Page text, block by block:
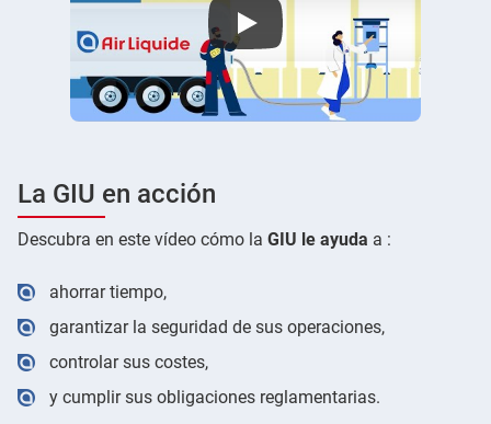
La GIU en acción
Descubra en este vídeo cómo la GIU le ayuda a :
ahorrar tiempo,
garantizar la seguridad de sus operaciones,
controlar sus costes,
y cumplir sus obligaciones reglamentarias.